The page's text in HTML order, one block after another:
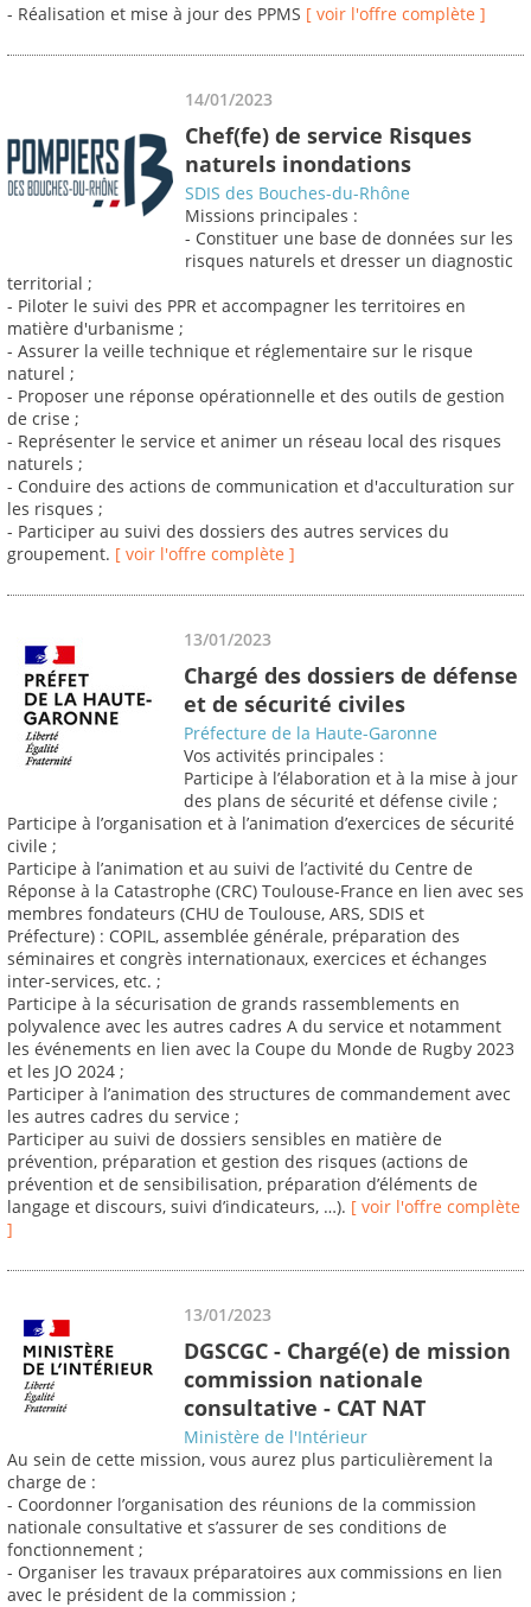
- Réalisation et mise à jour des PPMS [ voir l'offre complète ]
14/01/2023
Chef(fe) de service Risques
naturels inondations
SDIS des Bouches-du-Rhône
Missions principales :
- Constituer une base de données sur les
risques naturels et dresser un diagnostic
territorial ;
- Piloter le suivi des PPR et accompagner les territoires en
matière d'urbanisme ;
- Assurer la veille technique et réglementaire sur le risque
naturel ;
- Proposer une réponse opérationnelle et des outils de gestion
de crise ;
- Représenter le service et animer un réseau local des risques
naturels ;
- Conduire des actions de communication et d'acculturation sur
les risques ;
- Participer au suivi des dossiers des autres services du
groupement. [ voir l'offre complète ]
13/01/2023
Chargé des dossiers de défense
et de sécurité civiles
Préfecture de la Haute-Garonne
Vos activités principales :
Participe à l’élaboration et à la mise à jour
des plans de sécurité et défense civile ;
Participe à l’organisation et à l’animation d’exercices de sécurité
civile ;
Participe à l’animation et au suivi de l’activité du Centre de
Réponse à la Catastrophe (CRC) Toulouse-France en lien avec ses
membres fondateurs (CHU de Toulouse, ARS, SDIS et
Préfecture) : COPIL, assemblée générale, préparation des
séminaires et congrès internationaux, exercices et échanges
inter-services, etc. ;
Participe à la sécurisation de grands rassemblements en
polyvalence avec les autres cadres A du service et notamment
les événements en lien avec la Coupe du Monde de Rugby 2023
et les JO 2024 ;
Participer à l’animation des structures de commandement avec
les autres cadres du service ;
Participer au suivi de dossiers sensibles en matière de
prévention, préparation et gestion des risques (actions de
prévention et de sensibilisation, préparation d’éléments de
langage et discours, suivi d’indicateurs, …). [ voir l'offre complète
]
13/01/2023
DGSCGC - Chargé(e) de mission
commission nationale
consultative - CAT NAT
Ministère de l'Intérieur
Au sein de cette mission, vous aurez plus particulièrement la
charge de :
- Coordonner l’organisation des réunions de la commission
nationale consultative et s’assurer de ses conditions de
fonctionnement ;
- Organiser les travaux préparatoires aux commissions en lien
avec le président de la commission ;